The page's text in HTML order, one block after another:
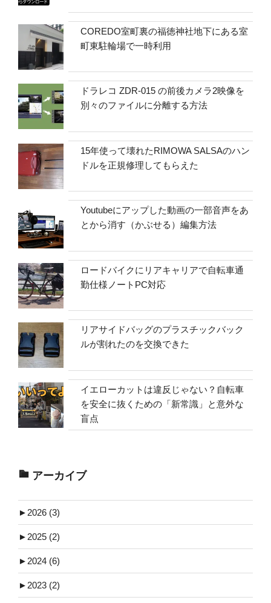
COREDO室町裏の福徳神社地下にある室
町東駐輪場で一時利用
ドラレコ ZDR-015 の前後カメラ2映像を
別々のファイルに分離する方法
15年使って壊れたRIMOWA SALSAのハン
ドルを正規修理してもらえた
Youtubeにアップした動画の一部音声をあ
とから消す（かぶせる）編集方法
ロードバイクにリアキャリアで自転車通
勤仕様ノートPC対応
リアサイドバッグのプラスチックバック
ルが割れたのを交換できた
イエローカットは違反じゃない？自転車
を安全に抜くための「新常識」と意外な
盲点
アーカイブ
► 2026 (3)
► 2025 (2)
► 2024 (6)
► 2023 (2)